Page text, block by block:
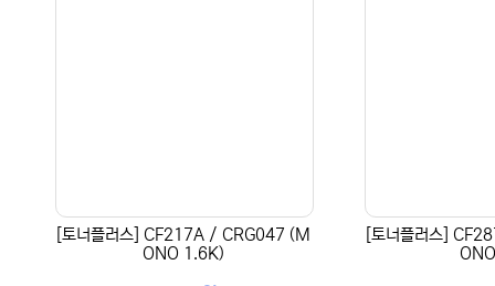
[토너플러스] CF217A / CRG047 (M
ONO 1.6K)
[토너플러스]